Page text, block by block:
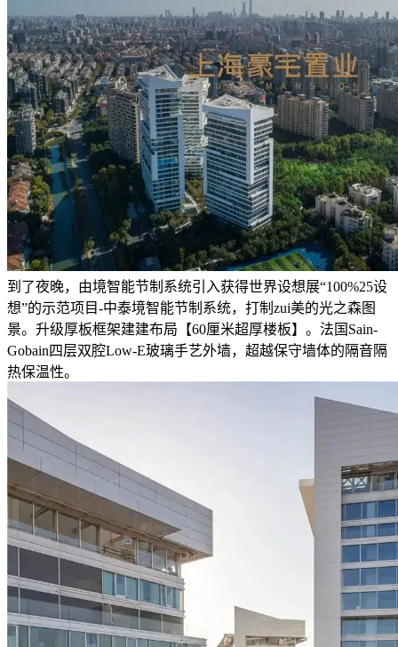
到了夜晚，由境智能节制系统引入获得世界设想展“100%25设
想”的示范项目-中泰境智能节制系统，打制zui美的光之森图
景。升级厚板框架建建布局【60厘米超厚楼板】。法国Sain-
Gobain四层双腔Low-E玻璃手艺外墙，超越保守墙体的隔音隔
热保温性。